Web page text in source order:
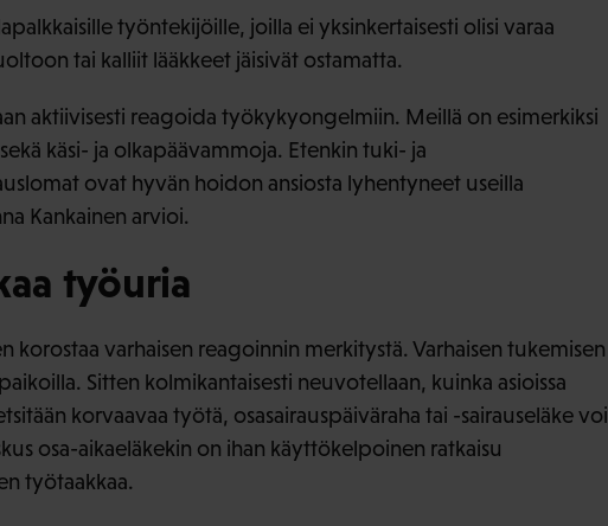
työntekijöille, joilla ei yksinkertaisesti olisi varaa
tai kalliit lääkkeet jäisivät ostamatta.
aktiivisesti reagoida työkykyongelmiin. Meillä on esimerkiksi
käsi- ja olkapäävammoja. Etenkin tuki- ja
ovat hyvän hoidon ansiosta lyhentyneet useilla
Kankainen arvioi.
työuria
korostaa varhaisen reagoinnin merkitystä. Varhaisen tukemisen
Sitten kolmikantaisesti neuvotellaan, kuinka asioissa
korvaavaa työtä, osasairauspäiväraha tai -sairauseläke voi
osa-aikaeläkekin on ihan käyttökelpoinen ratkaisu
työtaakkaa.